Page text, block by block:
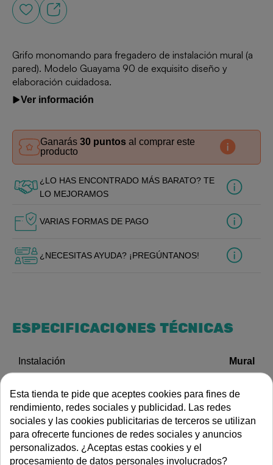
Grifo monomando para fregadero de instalación mural (a
pared). Modelo Guayama 90 de exquisito diseño y
elaboración cuidadosa.
Ver información
Ganarás 30 puntos al comprar este
producto
¿LO HAS ENCONTRADO MÁS BARATO? TE
LO MEJORAMOS
VARIAS FORMAS DE PAGO
¿NECESITAS AYUDA? ¡PREGÚNTANOS!
ESPECIFICACIONES TÉCNICAS
Instalación Mural
Tipo de grifería Fregadero
DOCUMENTACIÓN
Instrucciones de uso
Esta tienda te pide que aceptes cookies para fines de
rendimiento, redes sociales y publicidad. Las redes
sociales y las cookies publicitarias de terceros se utilizan
para ofrecerte funciones de redes sociales y anuncios
personalizados. ¿Aceptas estas cookies y el
procesamiento de datos personales involucrados?